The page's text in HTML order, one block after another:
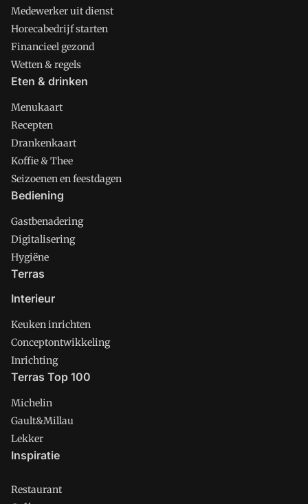
Medewerker uit dienst
Horecabedrijf starten
Financieel gezond
Wetten & regels
Eten & drinken
Menukaart
Recepten
Drankenkaart
Koffie & Thee
Seizoenen en feestdagen
Bediening
Gastbenadering
Digitalisering
Hygiëne
Terras
Interieur
Keuken inrichten
Conceptontwikkeling
Inrichting
Terras Top 100
Michelin
Gault&Millau
Lekker
Inspiratie
Restaurant